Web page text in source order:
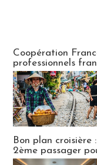
Coopération
professionnels
Bon plan croisière
2ème passager